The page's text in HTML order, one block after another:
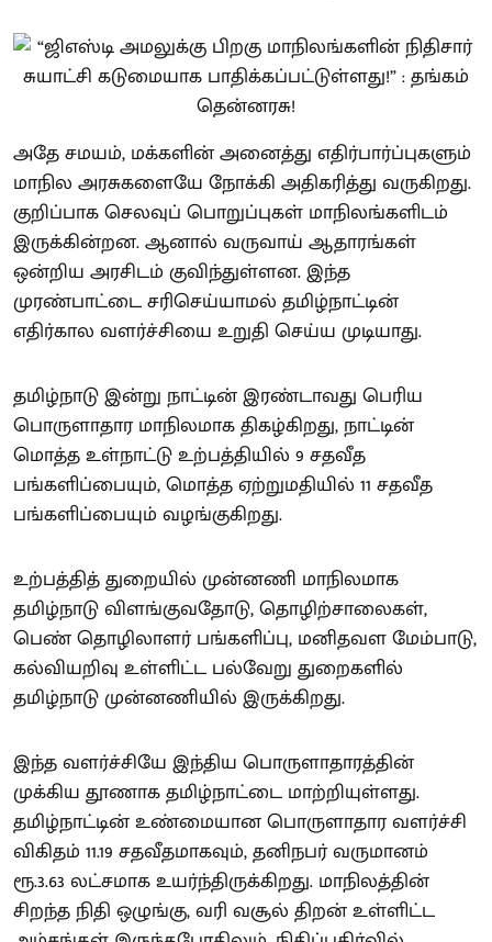
அதே சமயம், மக்களின் அனைத்து எதிர்பார்ப்புகளும்
மாநில அரசுகளையே நோக்கி அதிகரித்து வருகிறது.
குறிப்பாக செலவுப் பொறுப்புகள் மாநிலங்களிடம்
இருக்கின்றன. ஆனால் வருவாய் ஆதாரங்கள்
ஒன்றிய அரசிடம் குவிந்துள்ளன. இந்த
முரண்பாட்டை சரிசெய்யாமல் தமிழ்நாட்டின்
எதிர்கால வளர்ச்சியை உறுதி செய்ய முடியாது.
தமிழ்நாடு இன்று நாட்டின் இரண்டாவது பெரிய
பொருளாதார மாநிலமாக திகழ்கிறது, நாட்டின்
மொத்த உள்நாட்டு உற்பத்தியில் 9 சதவீத
பங்களிப்பையும், மொத்த ஏற்றுமதியில் 11 சதவீத
பங்களிப்பையும் வழங்குகிறது.
உற்பத்தித் துறையில் முன்னணி மாநிலமாக
தமிழ்நாடு விளங்குவதோடு, தொழிற்சாலைகள்,
பெண் தொழிலாளர் பங்களிப்பு, மனிதவள மேம்பாடு,
கல்வியறிவு உள்ளிட்ட பல்வேறு துறைகளில்
தமிழ்நாடு முன்னணியில் இருக்கிறது.
இந்த வளர்ச்சியே இந்திய பொருளாதாரத்தின்
முக்கிய தூணாக தமிழ்நாட்டை மாற்றியுள்ளது.
தமிழ்நாட்டின் உண்மையான பொருளாதார வளர்ச்சி
விகிதம் 11.19 சதவீதமாகவும், தனிநபர் வருமானம்
ரூ.3.63 லட்சமாக உயர்ந்திருக்கிறது. மாநிலத்தின்
சிறந்த நிதி ஒழுங்கு, வரி வசூல் திறன் உள்ளிட்ட